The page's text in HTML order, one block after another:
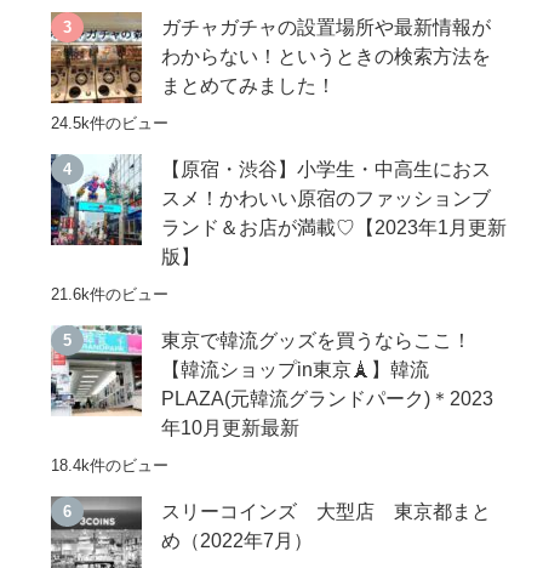
ガチャガチャの設置場所や最新情報が
わからない！というときの検索方法を
まとめてみました！
24.5k件のビュー
【原宿・渋谷】小学生・中高生におス
スメ！かわいい原宿のファッションブ
ランド＆お店が満載♡【2023年1月更新
版】
21.6k件のビュー
東京で韓流グッズを買うならここ！
【韓流ショップin東京🗼】韓流
PLAZA(元韓流グランドパーク)＊2023
年10月更新最新
18.4k件のビュー
スリーコインズ 大型店 東京都まと
め（2022年7月）